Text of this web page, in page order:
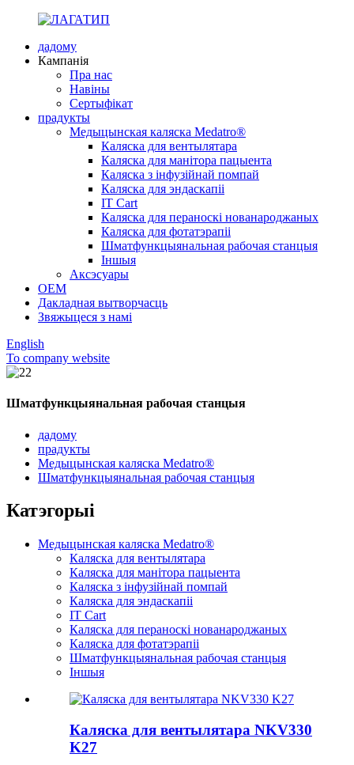
дадому
Кампанія
Пра нас
Навіны
Сертыфікат
прадукты
Медыцынская каляска Medatro®
Каляска для вентылятара
Каляска для манітора пацыента
Каляска з інфузійнай помпай
Каляска для эндаскапіі
IT Cart
Каляска для пераноскі нованароджаных
Каляска для фотатэрапіі
Шматфункцыянальная рабочая станцыя
Іншыя
Аксэсуары
OEM
Дакладная вытворчасць
Звяжыцеся з намі
English
To company website
Шматфункцыянальная рабочая станцыя
дадому
прадукты
Медыцынская каляска Medatro®
Шматфункцыянальная рабочая станцыя
Катэгорыі
Медыцынская каляска Medatro®
Каляска для вентылятара
Каляска для манітора пацыента
Каляска з інфузійнай помпай
Каляска для эндаскапіі
IT Cart
Каляска для пераноскі нованароджаных
Каляска для фотатэрапіі
Шматфункцыянальная рабочая станцыя
Іншыя
Каляска для вентылятара NKV330
K27